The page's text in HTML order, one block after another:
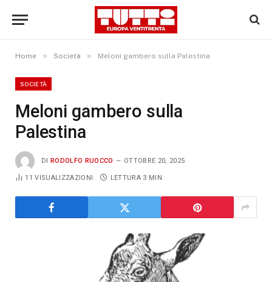
Home » Società » Meloni gambero sulla Palestina
SOCIETÀ
Meloni gambero sulla
Palestina
DI RODOLFO RUOCCO OTTOBRE 20, 2025
11VISUALIZZAZIONI LETTURA 3 MIN.